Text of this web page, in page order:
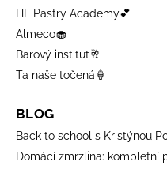
HF Pastry Academy💕
Almeco🧁
Barový institut🥂
Ta naše točená🍦
BLOG
Back to school s Kristýnou
Domácí zmrzlina: kompletní